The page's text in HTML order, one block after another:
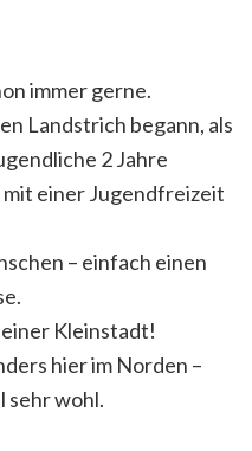
immer gerne.
Landstrich begann, als
2 Jahre
einer Jugendfreizeit
– einfach einen
Kleinstadt!
hier im Norden –
sehr wohl.